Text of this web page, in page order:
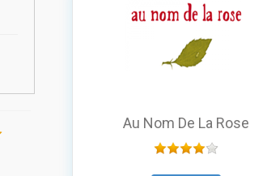
Au Nom De La Rose